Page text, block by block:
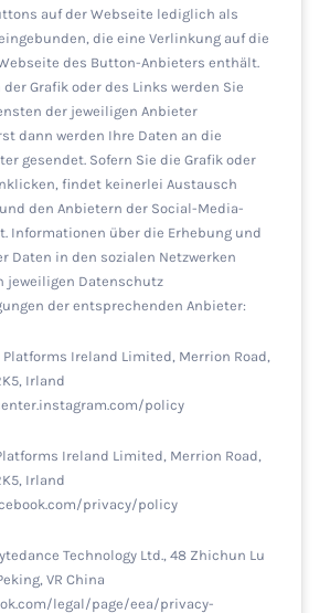
auf der Webseite lediglich als
die eine Verlinkung auf die
des Button-Anbieters enthält.
Grafik oder des Links werden Sie
der jeweiligen Anbieter
dann werden Ihre Daten an die
gesendet. Sofern Sie die Grafik oder
findet keinerlei Austausch
den Anbietern der Social-Media-
Informationen über die Erhebung und
Daten in den sozialen Netzwerken
jeweiligen Datenschutz
der entsprechenden Anbieter:
Ireland Limited, Merrion Road,
Irland
policy
Ireland Limited, Merrion Road,
Irland
privacy/policy
Technology Ltd., 48 Zhichun Lu
VR China
legal/page/eea/privacy-